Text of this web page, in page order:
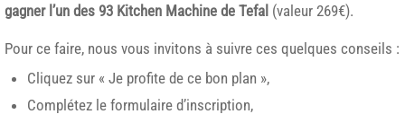
gagner l’un des 93 Kitchen Machine de Tefal (valeur 269€).
Pour ce faire, nous vous invitons à suivre ces quelques conseils :
Cliquez sur « Je profite de ce bon plan »,
Complétez le formulaire d’inscription,